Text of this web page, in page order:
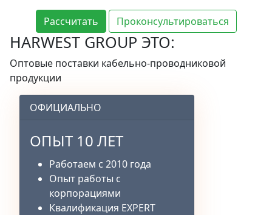
Рассчитать Проконсультироваться
HARWEST GROUP ЭТО:
Оптовые поставки кабельно-проводниковой
продукции
ОФИЦИАЛЬНО
ОПЫТ 10 ЛЕТ
Работаем с 2010 года
Опыт работы с
корпорациями
Квалификация EXPERT